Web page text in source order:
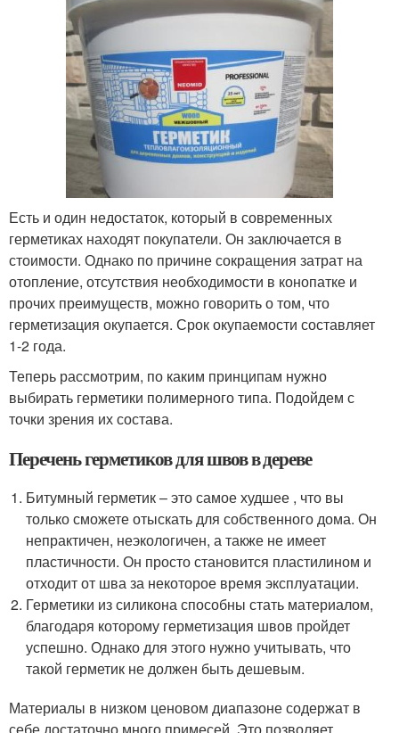
Есть и один недостаток, который в современных
герметиках находят покупатели. Он заключается в
стоимости. Однако по причине сокращения затрат на
отопление, отсутствия необходимости в конопатке и
прочих преимуществ, можно говорить о том, что
герметизация окупается. Срок окупаемости составляет
1-2 года.
Теперь рассмотрим, по каким принципам нужно
выбирать герметики полимерного типа. Подойдем с
точки зрения их состава.
Перечень герметиков для швов в дереве
Битумный герметик – это самое худшее , что вы
только сможете отыскать для собственного дома. Он
непрактичен, неэкологичен, а также не имеет
пластичности. Он просто становится пластилином и
отходит от шва за некоторое время эксплуатации.
Герметики из силикона способны стать материалом,
благодаря которому герметизация швов пройдет
успешно. Однако для этого нужно учитывать, что
такой герметик не должен быть дешевым.
Материалы в низком ценовом диапазоне содержат в